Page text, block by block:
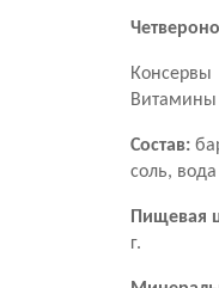
Витамины
Состав:
соль,
Пищевая
г.